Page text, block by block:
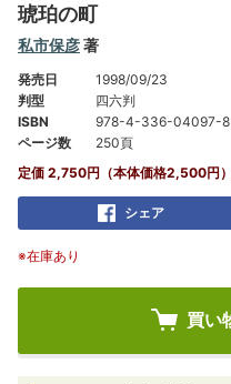
琥珀の町
私市保彦著
発売日
1998/09/23
判型
四六判
ISBN
978-4-336-04097-8
ページ数
250頁
定価 2,750円（本体価格2,500円）
シェア
※在庫あり